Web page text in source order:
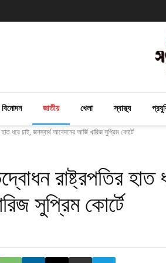
বিনোদন জাতীয় খেলা স্বাস্থ্য
ধরে চাই, জনস্বার্থ আবেদনের আর্জি খারিজ সুপ্রিম কোর্টে
রাষ্ট্রপতির হাত
সুপ্রিম কোর্টে